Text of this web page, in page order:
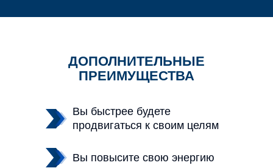
ДОПОЛНИТЕЛЬНЫЕ
ПРЕИМУЩЕСТВА
Вы быстрее будете
продвигаться к своим целям
Вы повысите свою энергию